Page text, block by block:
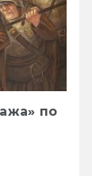
по